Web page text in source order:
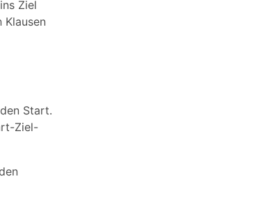
Ziel
Start.
Ziel-